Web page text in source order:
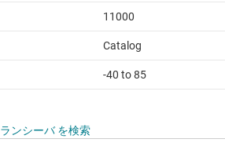
11000
Catalog
-40 to 85
ンシーバ を検索